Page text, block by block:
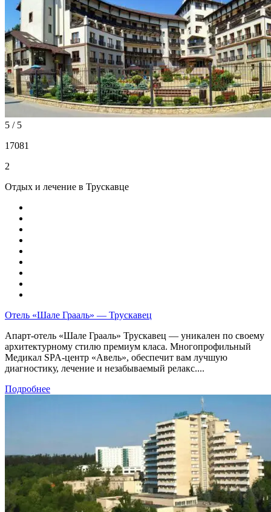
5 / 5
17081
2
Отдых и лечение в Трускавце
Отель «Шале Грааль» — Трускавец
Апарт-отель «Шале Грааль» Трускавец — уникален по своему
архитектурному стилю премиум класа. Многопрофильный
Медикал SPA-центр «Авель», обеспечит вам лучшую
диагностику, лечение и незабываемый релакс....
Подробнее